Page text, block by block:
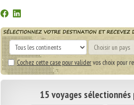
Cochez cette case pour validervos choix pour
15 voyages